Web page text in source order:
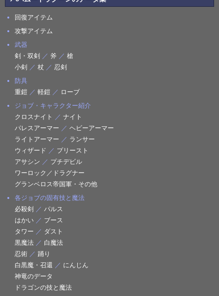
回復アイテム
攻撃アイテム
武器
剣・双剣 ／ 斧 ／ 槍
小剣 ／ 杖 ／ 忍剣
防具
重鎧 ／ 軽鎧 ／ ローブ
ジョブ・キャラクター紹介
クロスナイト ／ ナイト
パレスアーマー ／ ヘビーアーマー
ライトアーマー ／ ランサー
ウィザード ／ プリースト
アサシン ／ プチデビル
ワーロック／ドラグナー
グランベロス帝国軍・その他
各ジョブの固有技と魔法
必殺剣 ／ パルス
はかい ／ ブース
タワー ／ ダスト
黒魔法 ／ 白魔法
忍術 ／ 踊り
白黒魔・召還 ／ にんじん
神竜のデータ
ドラゴンの技と魔法